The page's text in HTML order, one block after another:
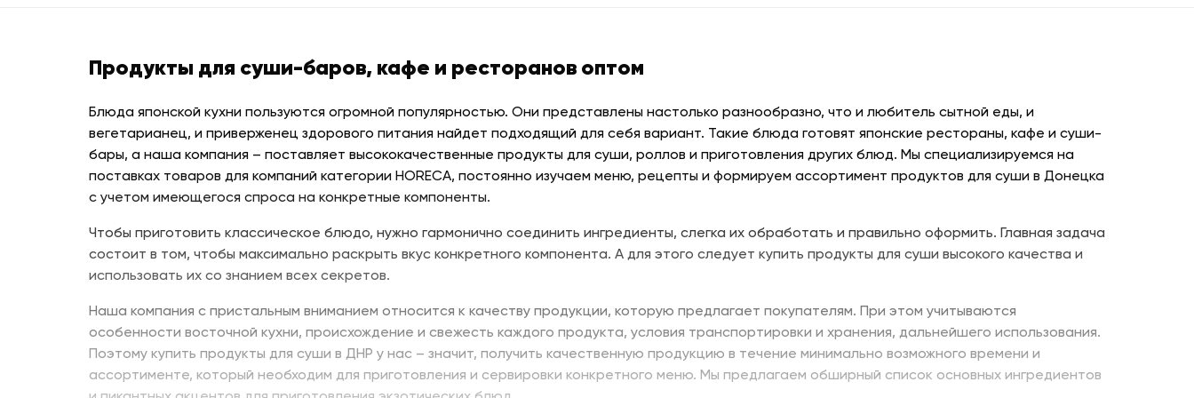
Продукты для суши-баров, кафе и ресторанов оптом
Блюда японской кухни пользуются огромной популярностью. Они представлены настолько разнообразно, что и любитель сытной еды, и
вегетарианец, и приверженец здорового питания найдет подходящий для себя вариант. Такие блюда готовят японские рестораны, кафе и суши-
бары, а наша компания – поставляет высококачественные продукты для суши, роллов и приготовления других блюд. Мы специализируемся на
поставках товаров для компаний категории HORECA, постоянно изучаем меню, рецепты и формируем ассортимент продуктов для суши в Донецка
с учетом имеющегося спроса на конкретные компоненты.
Чтобы приготовить классическое блюдо, нужно гармонично соединить ингредиенты, слегка их обработать и правильно оформить. Главная задача
состоит в том, чтобы максимально раскрыть вкус конкретного компонента. А для этого следует купить продукты для суши высокого качества и
использовать их со знанием всех секретов.
Наша компания с пристальным вниманием относится к качеству продукции, которую предлагает покупателям. При этом учитываются
особенности восточной кухни, происхождение и свежесть каждого продукта, условия транспортировки и хранения, дальнейшего использования.
Поэтому купить продукты для суши в ДНР у нас – значит, получить качественную продукцию в течение минимально возможного времени и
ассортименте, который необходим для приготовления и сервировки конкретного меню. Мы предлагаем обширный список основных ингредиентов